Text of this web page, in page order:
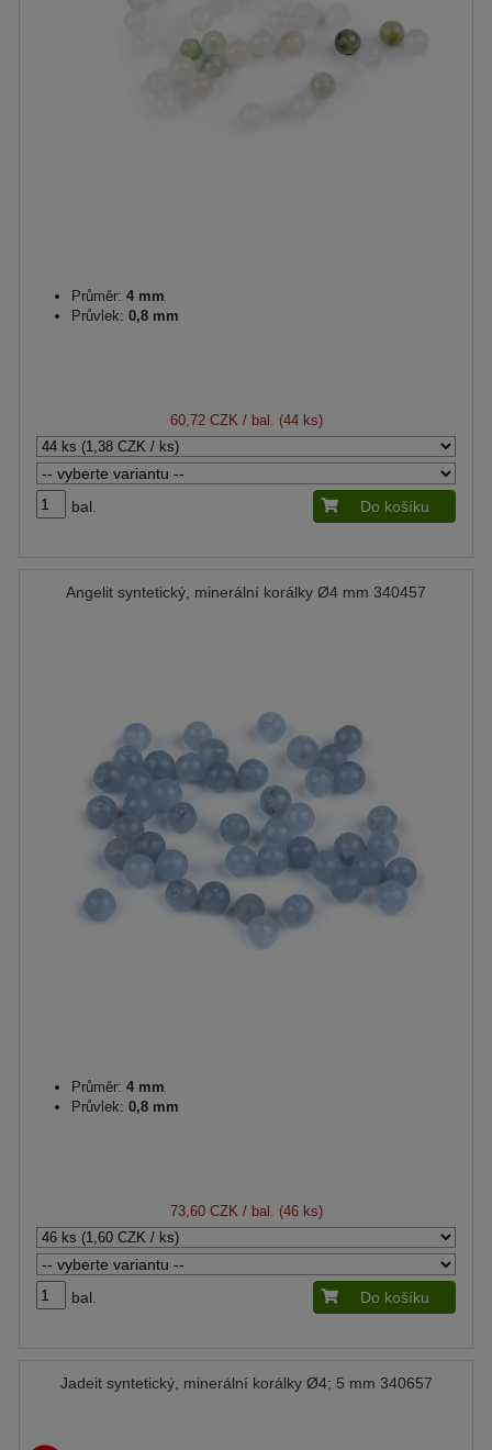
Průměr: 4 mm
Průvlek: 0,8 mm
60,72 CZK / bal. (44 ks)
bal. Do košíku
Angelit syntetický, minerální korálky Ø4 mm 340457
Průměr: 4 mm
Průvlek: 0,8 mm
73,60 CZK / bal. (46 ks)
bal. Do košíku
Jadeit syntetický, minerální korálky Ø4; 5 mm 340657